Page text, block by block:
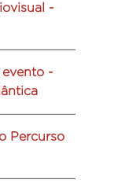
-
-
Percurso